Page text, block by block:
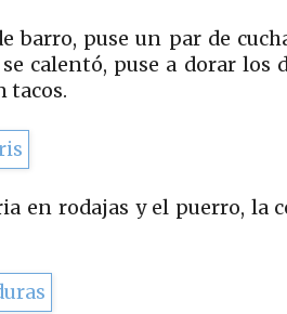
barro, puse un par de
calentó, puse a dorar los
tacos.
en rodajas y el puerro, la